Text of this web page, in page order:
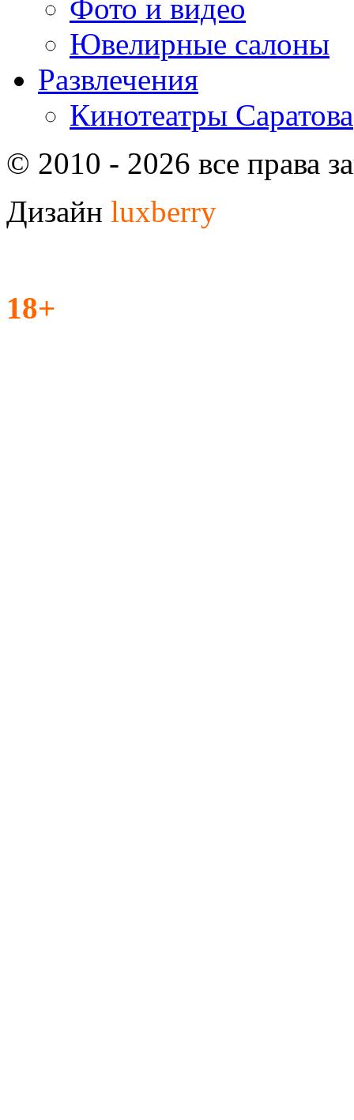
Фото и видео
Ювелирные салоны
Развлечения
Кинотеатры Саратова
© 2010 - 2026 все права
Дизайн luxberry
18+